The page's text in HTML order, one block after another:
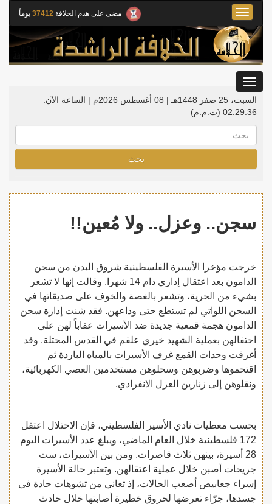
مضى على هدم الخلافة 37412 يوماً
Toggle
navigation
السبت، 25 صفر 1448هـ | 08 أغسطس 2026م |
الساعة الآن:
02:29:36 (ت.م.م)
بحث
سجن.. وعزل.. ولا مُعين!!
خرجت مؤخرا الأسيرة الفلسطينية شروق البدن من سجن
الدامون بعد اعتقال إداري دام 14 شهرا. وقالت إنها لا تشعر
بشيء من الحرية، وتشعر بالغصة والخوف على صديقاتها في
السجن اللواتي لم تستطع حتى وداعهن. فقد شنت إدارة سجن
الدامون هجمة قمعية جديدة ضد الأسيرات عقاباً لهن على
احتفالهن بعملية الشهيد خيري علقم في القدس المحتلة. وقد
أغرقت وحدات القمع غرف الأسيرات بالمياه الباردة ثم
اقتحموها وضربوهن وسحلوهن مستخدمين العصي الكهربائية،
ونقلوهن إلى زنازين العزل الانفرادي.
بحسب معطيات نادي الأسير الفلسطيني، فإن الاحتلال اعتقل
172 فلسطينية خلال العام الماضي، ويبلغ عدد الأسيرات اليوم
28 أسيرة، بينهن ثلاث قاصرات. ومن بين الأسيرات، ست
جريحات أصبن خلال عملية اعتقالهن. وتعتبر حالة الأسيرة
إسراء جعابيص أصعب الحالات، إذ تعاني من تشوهات حادة في
جسدها، جرّاء تعرضها لحروق خطيرة أصابتها خلال حادث